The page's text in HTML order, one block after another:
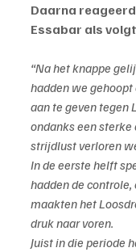
Daarna
Essabar als
“Na het knappe
hadden we
aan te geven tegen
ondanks een
strijdlust verloren
In de eerste helft
hadden de
maakten het
druk naar voren.
Juist in die periode